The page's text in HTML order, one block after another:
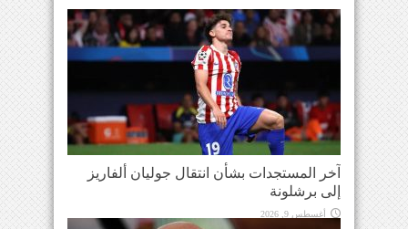
آخر المستجدات بشأن انتقال جوليان ألفاريز
إلى برشلونة
أغسطس 9, 2026